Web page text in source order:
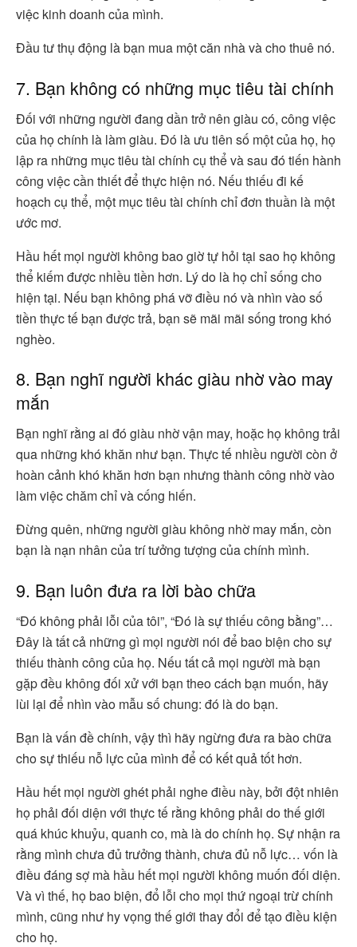
việc kinh doanh của mình.
Đầu tư thụ động là bạn mua một căn nhà và cho thuê nó.
7. Bạn không có những mục tiêu tài chính
Đối với những người đang dần trở nên giàu có, công việc
của họ chính là làm giàu. Đó là ưu tiên số một của họ, họ
lập ra những mục tiêu tài chính cụ thể và sau đó tiến hành
công việc cần thiết để thực hiện nó. Nếu thiếu đi kế
hoạch cụ thể, một mục tiêu tài chính chỉ đơn thuần là một
ước mơ.
Hầu hết mọi người không bao giờ tự hỏi tại sao họ không
thể kiếm được nhiều tiền hơn. Lý do là họ chỉ sống cho
hiện tại. Nếu bạn không phá vỡ điều nó và nhìn vào số
tiền thực tế bạn được trả, bạn sẽ mãi mãi sống trong khó
nghèo.
8. Bạn nghĩ người khác giàu nhờ vào may
mắn
Bạn nghĩ rằng ai đó giàu nhờ vận may, hoặc họ không trải
qua những khó khăn như bạn. Thực tế nhiều người còn ở
hoàn cảnh khó khăn hơn bạn nhưng thành công nhờ vào
làm việc chăm chỉ và cống hiến.
Đừng quên, những người giàu không nhờ may mắn, còn
bạn là nạn nhân của trí tưởng tượng của chính mình.
9. Bạn luôn đưa ra lời bào chữa
“Đó không phải lỗi của tôi”, “Đó là sự thiếu công bằng”…
Đây là tất cả những gì mọi người nói để bao biện cho sự
thiếu thành công của họ. Nếu tất cả mọi người mà bạn
gặp đều không đối xử với bạn theo cách bạn muốn, hãy
lùi lại để nhìn vào mẫu số chung: đó là do bạn.
Bạn là vấn đề chính, vậy thì hãy ngừng đưa ra bào chữa
cho sự thiếu nỗ lực của mình để có kết quả tốt hơn.
Hầu hết mọi người ghét phải nghe điều này, bởi đột nhiên
họ phải đối diện với thực tế rằng không phải do thế giới
quá khúc khuỷu, quanh co, mà là do chính họ. Sự nhận ra
rằng mình chưa đủ trưởng thành, chưa đủ nỗ lực… vốn là
điều đáng sợ mà hầu hết mọi người không muốn đối diện.
Và vì thế, họ bao biện, đổ lỗi cho mọi thứ ngoại trừ chính
mình, cũng như hy vọng thế giới thay đổi để tạo điều kiện
cho họ.